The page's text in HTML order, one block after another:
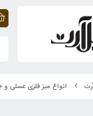
انواع میز فلزی عسلی و